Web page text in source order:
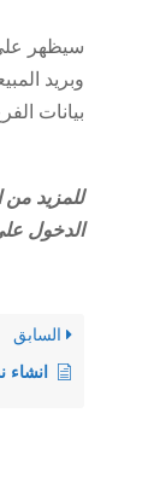
سيظهر علي
وبريد
بيانات
للمزيد
الدخول
السابق
انشاء نموذج